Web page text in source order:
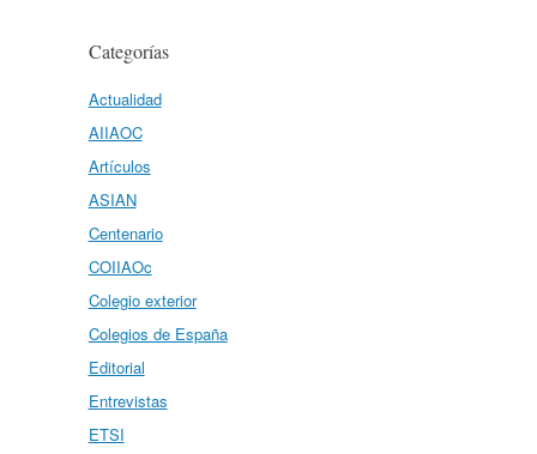
Categorías
Actualidad
AIIAOC
Artículos
ASIAN
Centenario
COIIAOc
Colegio exterior
Colegios de España
Editorial
Entrevistas
ETSI